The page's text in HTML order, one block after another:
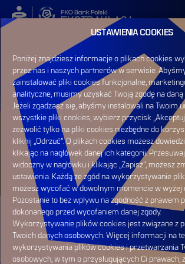
ZALOGUJ SIĘ
ZAREJESTRUJ SIĘ
HOME RAPORT MECZOWY
GKS KATOWICE
VS POGOŃ
USTAWIENIA COOKIES
Poniżej znajdziesz informacje o plikach cookies
przez nas i naszych partnerów w serwisie.
zainstalować pliki cookies funkcjonalne,
analityczne, musimy uzyskać Twoją zgodę na
Jeżeli zgadzasz się, abyśmy instalowali na Twoim
wszystkie pliki cookies, wybierz przycisk
zezwolić tylko na pliki cookies niezbędne do
kliknij „Odrzuć”. O plikach cookies możesz
klikając na nagłówek danej ich kategorii.
widoczny w nagłówku i klikając „Zapisz”, możesz
ustawienia. Każdą ze zgód na wykorzystywanie
możesz wycofać w dowolnym momencie w wyżej
Pozostanie to bez wpływu na zgodność z prawem
dokonanego przed wycofaniem danej zgody.
Wykorzystywanie plików cookies jest związane z
Twoich danych osobowych. Więcej informacji na
wykorzystywania plików cookies i przetwarzania
osobowych, w tym o przysługujących Ci prawach,